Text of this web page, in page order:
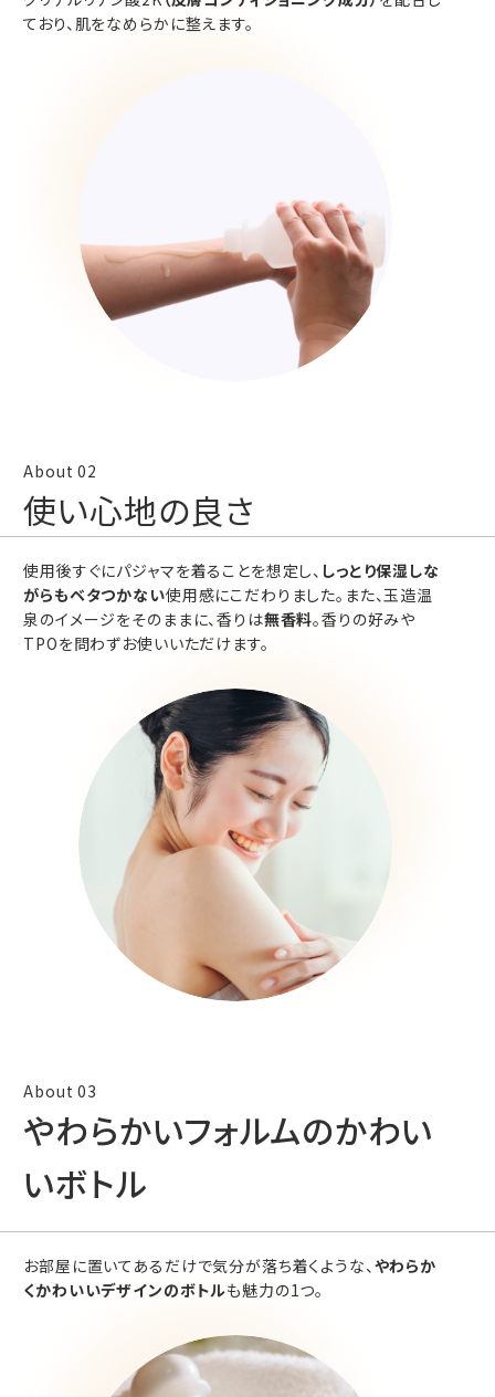
ており、肌をなめらかに整えます。
使い心地の良さ
使用後すぐにパジャマを着ることを想定し、 しっとり保湿しな
がらもベタつかない使用感にこだわりました。また、玉造温
泉のイメージをそのままに、香りは無香料。香りの好みや
TPOを問わずお使いいただけます。
やわらかいフォルムのかわい
いボトル
お部屋に置いてあるだけで気分が落ち着くような、やわらか
くかわいいデザインのボトルも魅力の1つ。